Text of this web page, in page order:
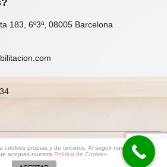
183, 6º3ª, 08005 Barcelona
Oficina Técnica S.L | Aviso Legal
cookies propias y de terceros. Al seguir navegando
aceptas nuestra Política de Cookies